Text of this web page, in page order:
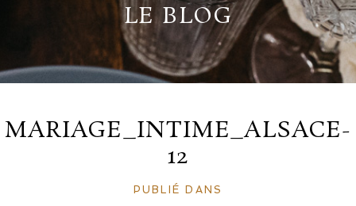
LE BLOG
MARIAGE_INTIME_ALSACE-
12
PUBLIÉ DANS